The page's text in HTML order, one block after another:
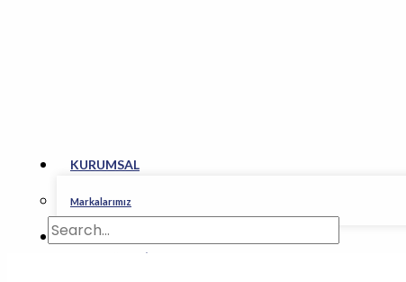
KURUMSAL
Markalarımız
FASON ÜRETİM